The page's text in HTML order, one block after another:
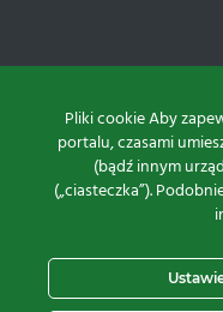
Projekt i
Pliki cookie Aby
portalu, czasami
(bądź innym
(„ciasteczka”).